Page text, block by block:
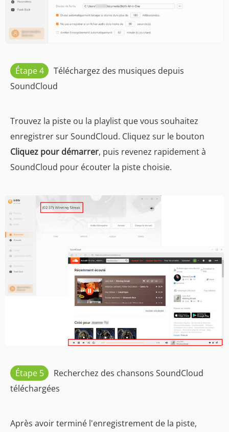
Étape 4
Téléchargez des musiques depuis
SoundCloud
Trouvez la piste ou la playlist que vous souhaitez
enregistrer sur SoundCloud. Cliquez sur le bouton
Cliquez pour démarrer, puis revenez rapidement à
SoundCloud pour écouter la piste choisie.
Étape 5
Recherchez des chansons SoundCloud
téléchargées
Après avoir terminé l'enregistrement de la piste,